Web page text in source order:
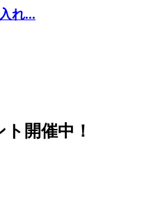
れ...
開催中！